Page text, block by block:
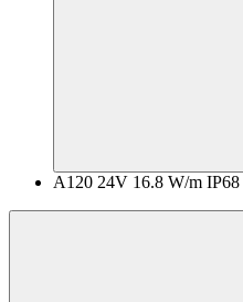
A120 24V 16.8 W/m IP68